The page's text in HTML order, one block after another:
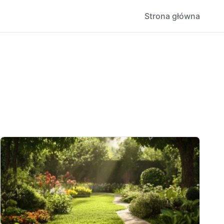
Strona główna